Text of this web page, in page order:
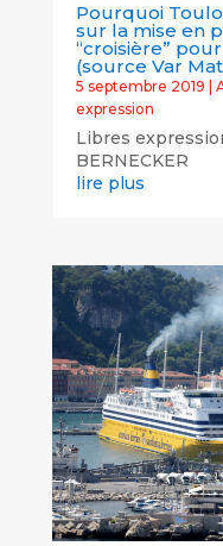
Pourquoi
sur la mise en
“croisière”
(source Var
5 septembre 2019
expression
Libres
BERNECKER
lire plus